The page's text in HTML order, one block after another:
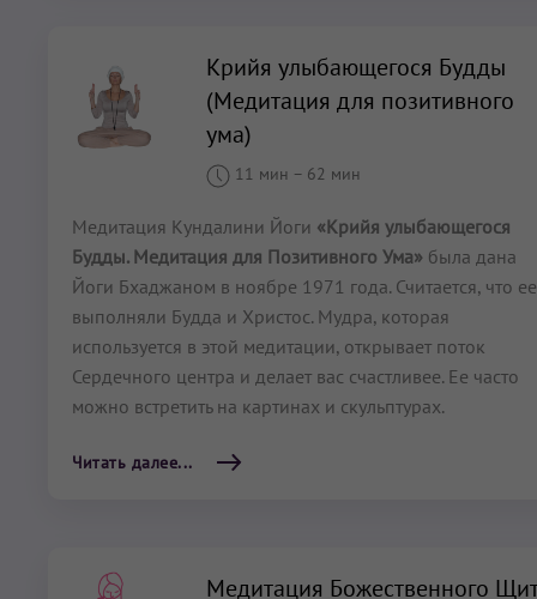
Крийя улыбающегося Будды
(Медитация для позитивного
ума)
11 мин – 62 мин
Медитация Кундалини Йоги «Крийя улыбающегося
Будды. Медитация для Позитивного Ума» была дана
Йоги Бхаджаном в ноябре 1971 года. Считается, что ее
выполняли Будда и Христос. Мудра, которая
используется в этой медитации, открывает поток
Сердечного центра и делает вас счастливее. Ее часто
можно встретить на картинах и скульптурах.
Читать далее...
Медитация Божественного